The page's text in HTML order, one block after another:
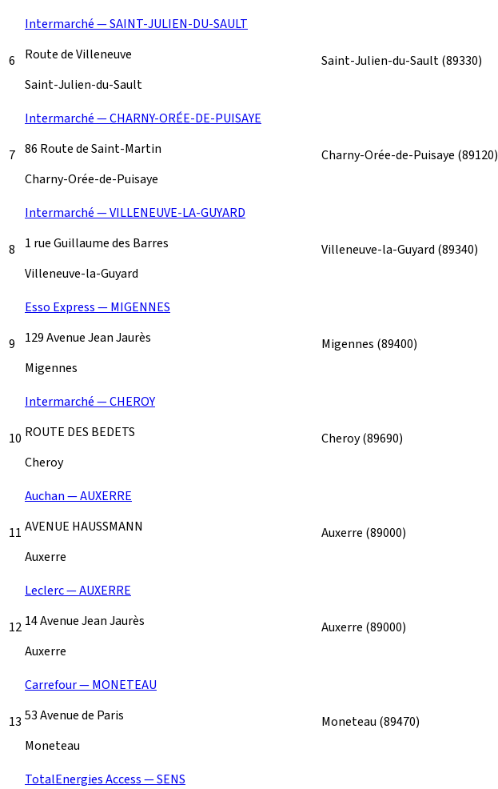
6
Intermarché — SAINT-JULIEN-DU-SAULT
Route de Villeneuve
Saint-Julien-du-Sault
Saint-Julien-du-Sault(89330)
7
Intermarché — CHARNY-ORÉE-DE-PUISAYE
86 Route de Saint-Martin
Charny-Orée-de-Puisaye
Charny-Orée-de-Puisaye (89120)
8
Intermarché — VILLENEUVE-LA-GUYARD
1 rue Guillaume des Barres
Villeneuve-la-Guyard
Villeneuve-la-Guyard (89340)
9
Esso Express — MIGENNES
129 Avenue Jean Jaurès
Migennes
Migennes (89400)
10
Intermarché — CHEROY
ROUTE DES BEDETS
Cheroy
Cheroy(89690)
11
Auchan — AUXERRE
AVENUE HAUSSMANN
Auxerre
Auxerre (89000)
12
Leclerc — AUXERRE
14 Avenue Jean Jaurès
Auxerre
Auxerre (89000)
13
Carrefour — MONETEAU
53 Avenue de Paris
Moneteau
Moneteau (89470)
TotalEnergies Access — SENS